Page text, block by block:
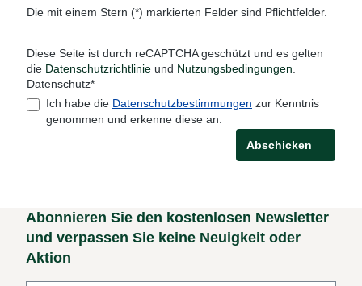
Die mit einem Stern (*) markierten Felder sind Pflichtfelder.
Diese Seite ist durch reCAPTCHA geschützt und es gelten
die Datenschutzrichtlinie und Nutzungsbedingungen
Datenschutz*
Ich habe die Datenschutzbestimmungen zur Kenntnis
genommen und erkenne diese an.
Abschicken
Abonnieren Sie den kostenlosen Newsletter
und verpassen Sie keine Neuigkeit oder
Aktion